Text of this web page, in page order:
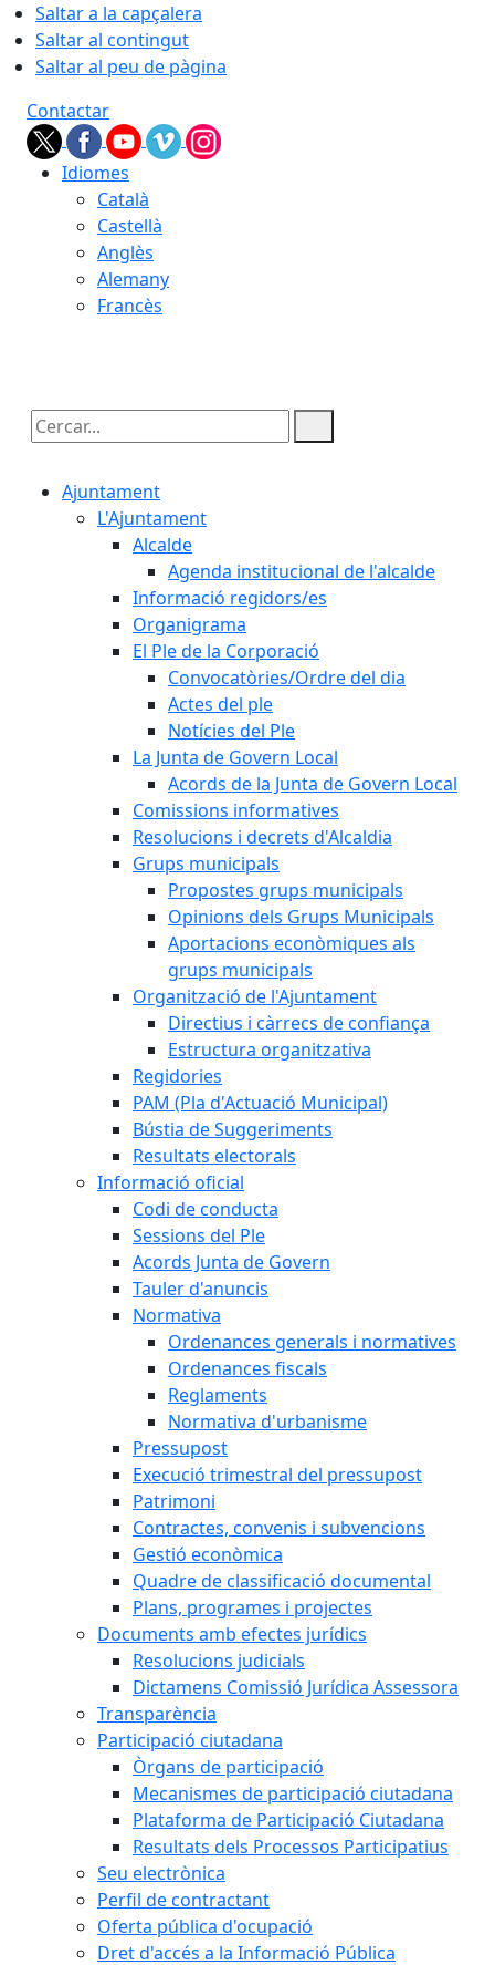
Saltar a la capçalera
Saltar al contingut
Saltar al peu de pàgina
Contactar
Idiomes
Català
Castellà
Anglès
Alemany
Francès
Cercar:
Ajuntament
L'Ajuntament
Alcalde
Agenda institucional de l'alcalde
Informació regidors/es
Organigrama
El Ple de la Corporació
Convocatòries/Ordre del dia
Actes del ple
Notícies del Ple
La Junta de Govern Local
Acords de la Junta de Govern Local
Comissions informatives
Resolucions i decrets d'Alcaldia
Grups municipals
Propostes grups municipals
Opinions dels Grups Municipals
Aportacions econòmiques als
grups municipals
Organització de l'Ajuntament
Directius i càrrecs de confiança
Estructura organitzativa
Regidories
PAM (Pla d'Actuació Municipal)
Bústia de Suggeriments
Resultats electorals
Informació oficial
Codi de conducta
Sessions del Ple
Acords Junta de Govern
Tauler d'anuncis
Normativa
Ordenances generals i normatives
Ordenances fiscals
Reglaments
Normativa d'urbanisme
Pressupost
Execució trimestral del pressupost
Patrimoni
Contractes, convenis i subvencions
Gestió econòmica
Quadre de classificació documental
Plans, programes i projectes
Documents amb efectes jurídics
Resolucions judicials
Dictamens Comissió Jurídica Assessora
Transparència
Participació ciutadana
Òrgans de participació
Mecanismes de participació ciutadana
Plataforma de Participació Ciutadana
Resultats dels Processos Participatius
Seu electrònica
Perfil de contractant
Oferta pública d'ocupació
Dret d'accés a la Informació Pública